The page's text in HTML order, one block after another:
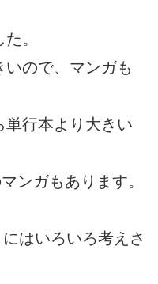
。
ので、マンガも
単行本より大きい
ンガもあります。
はいろいろ考えさ